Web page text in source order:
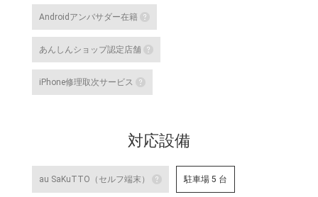
Androidアンバサダー在籍
あんしんショップ認定店舗
詳細はこちら
iPhone修理取次サービス
詳細はこちら
対応設備
au SaKuTTO（セルフ端末） 駐車場 5 台